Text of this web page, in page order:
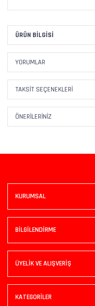
ÜRÜN BILGISI
YORUMLAR
TAKSIT SEÇENEKLERI
ÖNERILERINIZ
KURUMSAL
BİLGİLENDİRME
ÜYELİK VE ALIŞVERİŞ
KATEGORİLER